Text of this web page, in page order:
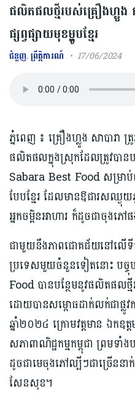
ផលិតផលថ្មីរបស់គ្រឿងហ្លួង
ផ្សព្វផ្សាយមុខម្ហូបខ្មែរ
ជំនួញ,ព្រឹត្តិការណ៍ 17/06/2024
ភ្នំពេញ ៖ គ្រឿងហ្លួង សាបារា
ផលិតផលក្នុងស្រុកដែលត្រូវបា
Sabara Best Food សម្រាប់
បែបខ្មែរ ដែលមានឱជារសឈ្
អ្នកចម្អិនអាហារ ក៏ដូចជាចុងភៅ
ជាមួយនឹងភាពជោគជ័យនៅលើទីផ្
ប្រទេសមួយចំនួនទៀតនោះ បច្ចុ
Food បានបន្ថែមនូវផលិតផល
ដោយបានសម្ពោធដាក់លក់ជាផ្លូវ
ឆ្នាំ២០២៤ ក្រោមវត្តមាន ឯកឧ
សភាពាណិជ្ជកម្មកម្ពុជា ព្រមទ
ដូចជាមេចុងភៅល្បីៗជាច្រើនន
សែនសុខ។